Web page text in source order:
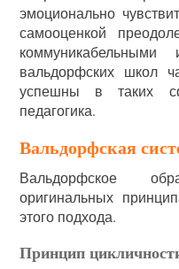
эмоционально
самооценкой
вальдорфских школ
успешны в таких
педагогика.
Вальдорфская
Вальдорфское
оригинальных
этого подхода.
Принцип